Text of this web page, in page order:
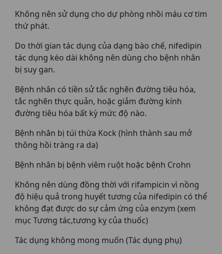
Không nên sử dụng cho dự phòng nhồi máu cơ tim
thứ phát.
Do thời gian tác dụng của dạng bào chế, nifedipin
tác dụng kéo dài không nên dùng cho bệnh nhân
bị suy gan.
Bệnh nhân có tiền sử tắc nghẽn đường tiêu hóa,
tắc nghẽn thực quản, hoặc giảm đường kính
đường tiêu hóa bất kỳ mức độ nào.
Bệnh nhân bị túi thừa Kock (hình thành sau mở
thông hồi tràng ra da)
Bệnh nhân bị bệnh viêm ruột hoặc bệnh Crohn
Không nên dùng đồng thời với rifampicin vì nồng
độ hiệu quả trong huyết tương của nifedipin có thể
không đạt được do sự cảm ứng của enzym (xem
mục Tương tác,tương kỵ của thuốc)
Tác dụng không mong muốn (Tác dụng phụ)